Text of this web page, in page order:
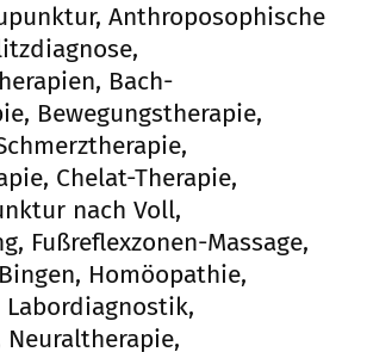
Anthroposophische
Bach-
Bewegungstherapie,
Chelat-Therapie,
nach Voll,
Fußreflexzonen-Massage,
Homöopathie,
Labordiagnostik,